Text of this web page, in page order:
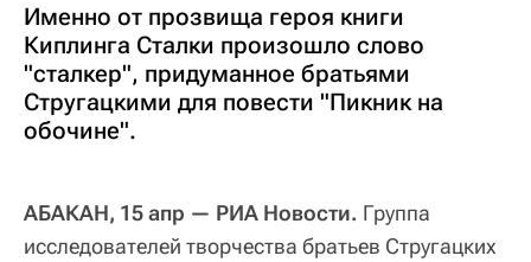
Именно от прозвища героя книги
Киплинга Сталки произошло слово
"сталкер", придуманное братьями
Стругацкими для повести "Пикник на
обочине".
АБАКАН, 15 апр — РИА Новости. Группа
исследователей творчества братьев Стругацких